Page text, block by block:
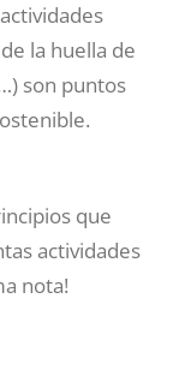
la huella de
son puntos
que
actividades
nota!